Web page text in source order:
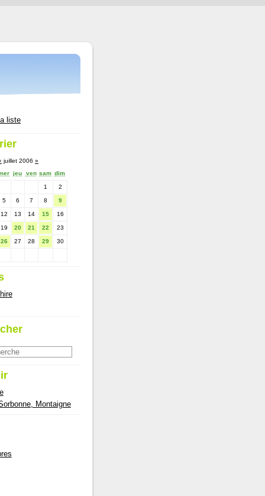
liste
juillet 2006 »
jeu ven sam dim
1 2
5 6 7 8 9
12 13 14 15 16
19 20 21 22 23
26 27 28 29 30
Montaigne